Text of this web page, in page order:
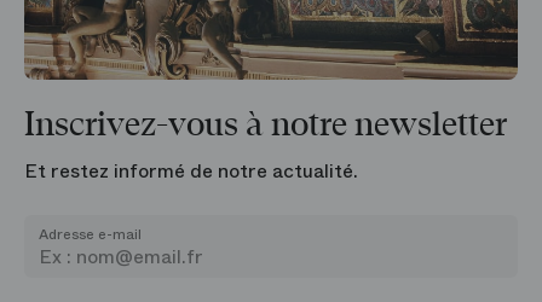
Inscrivez-vous à notre newsletter
Et restez informé de notre actualité.
Adresse e-mail